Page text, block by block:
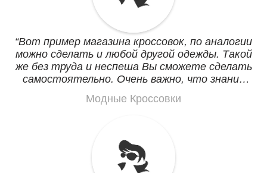
Вот пример магазина кроссовок, по аналогии
можно сделать и любой другой одежды. Такой
же без труда и неспеша Вы сможете сделать
самостоятельно. Очень важно, что знаний
никаких. Все логично и везде есть подсказки.
Модные Кроссовки